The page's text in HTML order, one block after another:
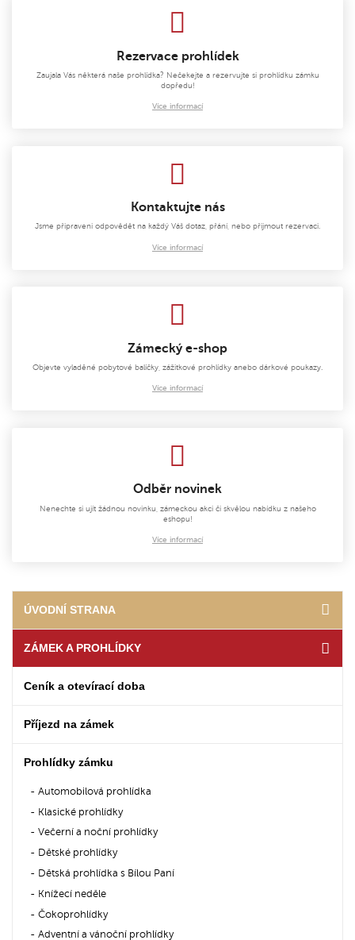
Rezervace prohlídek
Zaujala Vás některá naše prohlídka? Nečekejte a rezervujte si prohlídku zámku
dopředu!
Více informací
Kontaktujte nás
Jsme připraveni odpovědět na každý Váš dotaz, přání, nebo přijmout rezervaci.
Více informací
Zámecký e-shop
Objevte vyladěné pobytové balíčky, zážitkové prohlídky anebo dárkové poukazy.
Více informací
Odběr novinek
Nenechte si ujít žádnou novinku, zámeckou akci či skvělou nabídku z našeho
eshopu!
Více informací
ÚVODNÍ STRANA
ZÁMEK A PROHLÍDKY
Ceník a otevírací doba
Příjezd na zámek
Prohlídky zámku
Automobilová prohlídka
Klasické prohlídky
Večerní a noční prohlídky
Dětské prohlídky
Dětská prohlídka s Bílou Paní
Knížecí neděle
Čokoprohlídky
Adventní a vánoční prohlídky